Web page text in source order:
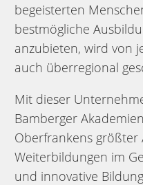
begeisterten
bestmögliche
anzubieten, wird von
auch überregional
Mit dieser
Bamberger
Oberfrankens
Weiterbildungen im
und innovative